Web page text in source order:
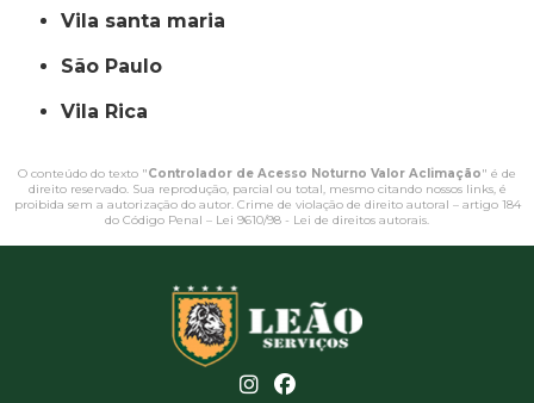
vila santa maria
São Paulo
Vila Rica
O conteúdo do texto "Controlador de Acesso Noturno Valor Aclimação" é de
direito reservado. Sua reprodução, parcial ou total, mesmo citando nossos links, é
proibida sem a autorização do autor. Crime de violação de direito autoral – artigo 184
do Código Penal – Lei 9610/98 - Lei de direitos autorais.